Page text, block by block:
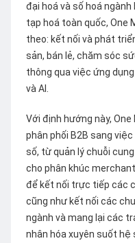
đại hoá và số hoá
tạp hoá toàn quốc, One
theo: kết nối và phát
sản, bán lẻ, chăm sóc
thông qua việc ứng
và AI.
Với định hướng này,
phân phối B2B sang
số, từ quản lý chuỗi
cho phân khúc
để kết nối trực tiếp các
cũng như kết nối các
ngành và mang lại các
nhân hóa xuyên suốt hệ